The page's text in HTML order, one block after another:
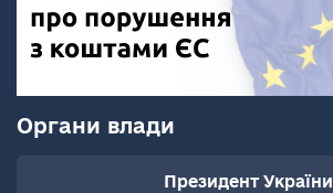
Органи влади
Президент України